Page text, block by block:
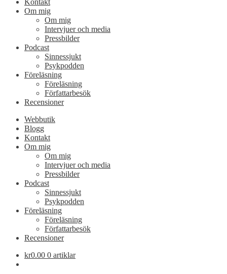
Kontakt
Om mig
Om mig
Intervjuer och media
Pressbilder
Podcast
Sinnessjukt
Psykpodden
Föreläsning
Föreläsning
Författarbesök
Recensioner
Webbutik
Blogg
Kontakt
Om mig
Om mig
Intervjuer och media
Pressbilder
Podcast
Sinnessjukt
Psykpodden
Föreläsning
Föreläsning
Författarbesök
Recensioner
kr0.00 0 artiklar